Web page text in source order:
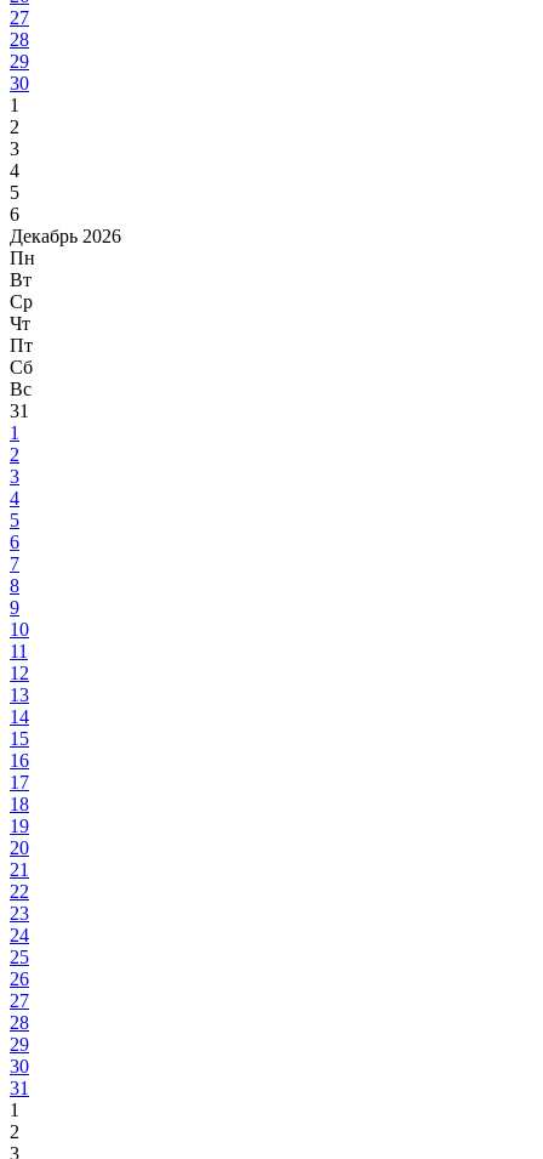
27
28
29
30
1
2
3
4
5
6
Декабрь 2026
Пн
Вт
Ср
Чт
Пт
Сб
Вс
31
1
2
3
4
5
6
7
8
9
10
11
12
13
14
15
16
17
18
19
20
21
22
23
24
25
26
27
28
29
30
31
1
2
3